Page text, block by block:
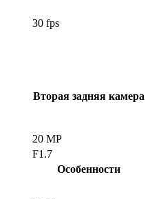
30 fps
Вторая задняя камера
20 MP
F1.7
Особенности